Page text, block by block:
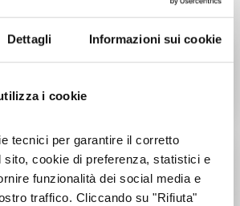
Dettagli Informazioni sui cookie
i cookie
tecnici per garantire il corretto
sito, cookie di preferenza, statistici e
funzionalità dei social media e
traffico. Cliccando su "Rifiuta"
2026, LA STAGIONE
DI ALMESE
APERTURE ESTIVE DEL MUSEO FORTE